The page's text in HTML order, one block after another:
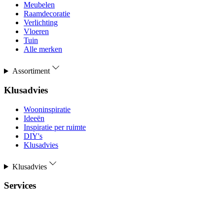
Meubelen
Raamdecoratie
Verlichting
Vloeren
Tuin
Alle merken
Assortiment
Klusadvies
Wooninspiratie
Ideeën
Inspiratie per ruimte
DIY's
Klusadvies
Klusadvies
Services